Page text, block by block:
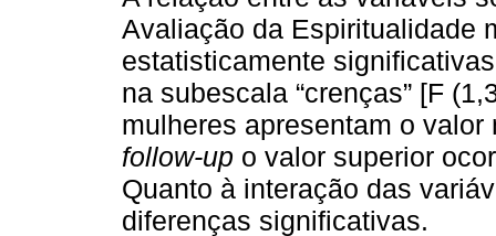
Avaliação da Espiritualidade
estatisticamente
na subescala “crenças” [F
mulheres apresentam o
follow-up o valor superior
Quanto à interação das
diferenças significativas.